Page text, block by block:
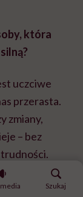
Szukaj
która
?
uczciwe
przerasta.
zmiany,
– bez
trudności.